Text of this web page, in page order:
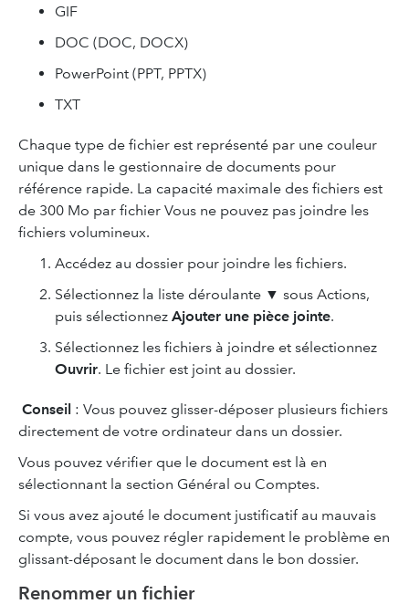
GIF
DOC (DOC, DOCX)
PowerPoint (PPT, PPTX)
TXT
Chaque type de fichier est représenté par une couleur
unique dans le gestionnaire de documents pour
référence rapide. La capacité maximale des fichiers est
de 300 Mo par fichier Vous ne pouvez pas joindre les
fichiers volumineux.
Accédez au dossier pour joindre les fichiers.
Sélectionnez la liste déroulante ▼ sous Actions,
puis sélectionnez Ajouter une pièce jointe.
Sélectionnez les fichiers à joindre et sélectionnez
Ouvrir. Le fichier est joint au dossier.
Conseil : Vous pouvez glisser-déposer plusieurs fichiers
directement de votre ordinateur dans un dossier.
Vous pouvez vérifier que le document est là en
sélectionnant la section Général ou Comptes.
Si vous avez ajouté le document justificatif au mauvais
compte, vous pouvez régler rapidement le problème en
glissant-déposant le document dans le bon dossier.
Renommer un fichier